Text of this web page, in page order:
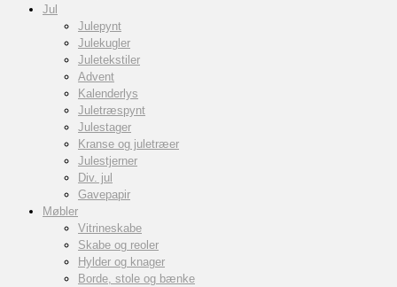
Jul
Julepynt
Julekugler
Juletekstiler
Advent
Kalenderlys
Juletræspynt
Julestager
Kranse og juletræer
Julestjerner
Div. jul
Gavepapir
Møbler
Vitrineskabe
Skabe og reoler
Hylder og knager
Borde, stole og bænke